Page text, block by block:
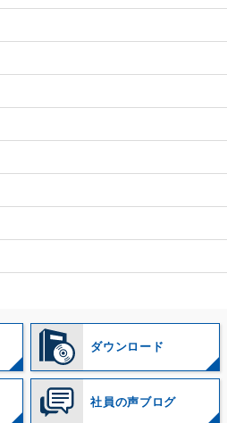
ダウンロード
社員の声ブログ